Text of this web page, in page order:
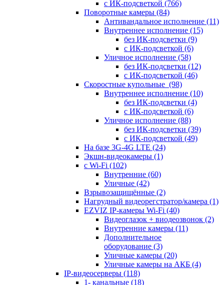
с ИК-подсветкой (766)
Поворотные камеры (84)
Антивандальное исполнение (11)
Внутреннее исполнение (15)
без ИК-подсветки (9)
с ИК-подсветкой (6)
Уличное исполнение (58)
без ИК-подсветки (12)
с ИК-подсветкой (46)
Скоростные купольные (98)
Внутреннее исполнение (10)
без ИК-подсветки (4)
с ИК-подсветкой (6)
Уличное исполнение (88)
без ИК-подсветки (39)
с ИК-подсветкой (49)
На базе 3G-4G LTE (24)
Экшн-видеокамеры (1)
с Wi-Fi (102)
Внутренние (60)
Уличные (42)
Взрывозащищённые (2)
Нагрудный видеорегстратор/камера (1)
EZVIZ IP-камеры Wi-Fi (40)
Видеоглазок + виодеозвонок (2)
Внутренние камеры (11)
Дополнительное
оборудование (3)
Уличные камеры (20)
Уличные камеры на АКБ (4)
IP-видеосерверы (118)
1- канальные (18)